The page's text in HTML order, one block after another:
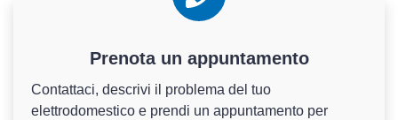
Prenota un appuntamento
Contattaci, descrivi il problema del tuo
elettrodomestico e prendi un appuntamento per